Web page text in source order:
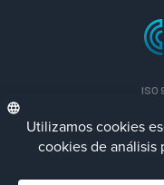
ISO